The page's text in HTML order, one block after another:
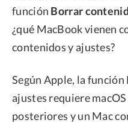
función Borrar
¿qué MacBook vienen
contenidos y ajustes?
Según Apple, la
ajustes requiere
posteriores y un Mac